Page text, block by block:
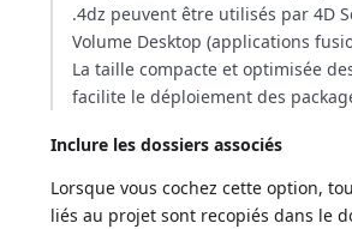
.4dz peuvent être utilisés par 4D
Volume Desktop (applications
La taille compacte et optimisée
facilite le déploiement des
Inclure les dossiers associés
Lorsque vous cochez cette option,
liés au projet sont recopiés dans le